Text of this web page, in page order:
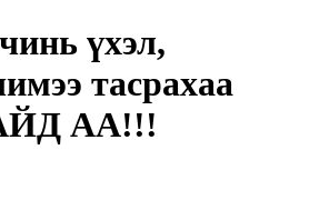
үхэл,
тасрахаа
АА!!!